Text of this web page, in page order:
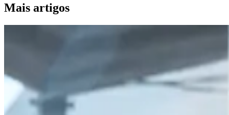
Mais artigos